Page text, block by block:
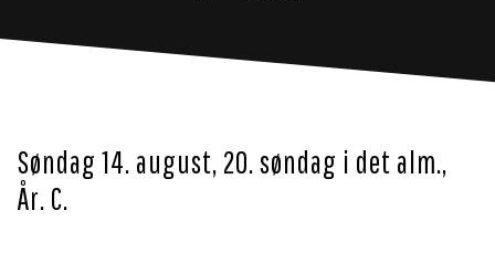
Søndag 14. august, 20. søndag i det alm.,
År. C.